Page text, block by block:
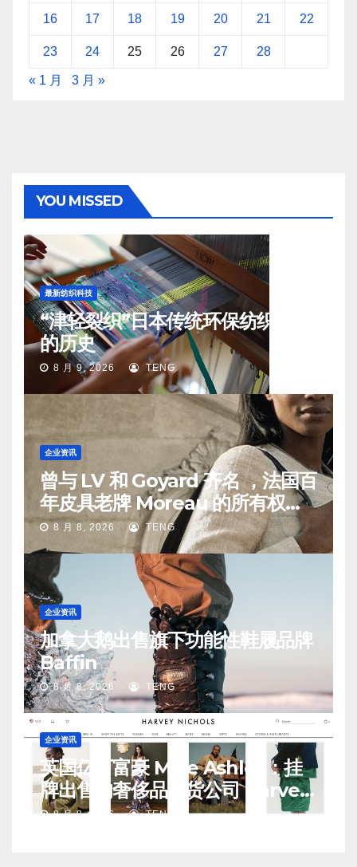
16 17 18 19 20 21 22
23 24 25 26 27 28
« 1 月 3 月 »
YOU MISSED
最新纺织科技
“津轻裂织”日本传统环保纺织工艺
的历史
8 月 9, 2026 TENG
企业资讯
曾与 LV 和 Goyard 齐名 ，法国百
年皮具老牌 Moreau 的所有权易
手8 月 8, 2026 TENG
企业资讯
加拿大鹅出售旗下功能性鞋履品牌
Baffin
8 月 8, 2026 TENG
企业资讯
英国亿万富豪 Mike Ashley：挂
牌出售的奢侈品百货公司 Harvey
Nichols 正陷入“死亡螺旋”
8 月 8, 2026 TENG